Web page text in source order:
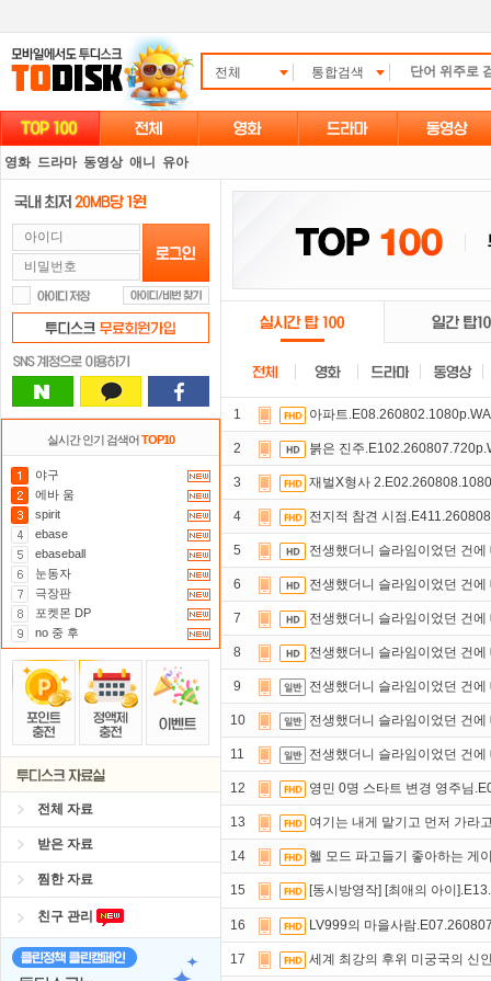
전체 통합검색
영화 드라마 동영상 애니 유아
실시간 인기 검색어TOP10
야구
에바 움
spirit
ebase
ebaseball
눈동자
극장판
포켓몬 DP
no 중 후
전체 자료
받은 자료
찜한 자료
친구 관리
1 아파트
2 붉은 진주
3 재벌X형사
4 전지적 참견 시점
5 전생했더니 슬라임이었던 건
6 전생했더니 슬라임이었던 건
7 전생했더니 슬라임이었던 건
8 전생했더니 슬라임이었던 건
9 전생했더니 슬라임이었던 건
10 전생했더니 슬라임이었던 건
11 전생했더니 슬라임이었던 건
12 영민 0명 스타트 변경 영주님
13 여기는 내게 맡기고 먼저 가라
14 헬 모드 파고들기 좋아하는 게
15 [동시방영작] [최애의 아이
16 LV999의 마을사람
17 세계 최강의 후위 미궁국의 신